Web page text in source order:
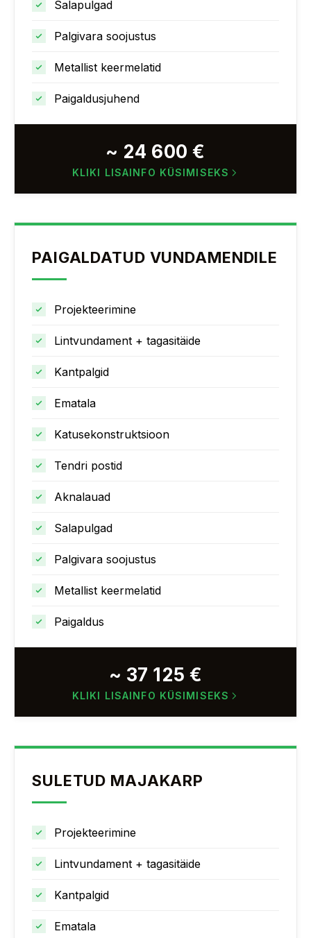
Salapulgad
Palgivara soojustus
Metallist keermelatid
Paigaldusjuhend
~ 24 600 €
KLIKI LISAINFO KÜSIMISEKS
PAIGALDATUD VUNDAMENDILE
Projekteerimine
Lintvundament + tagasitäide
Kantpalgid
Ematala
Katusekonstruktsioon
Tendri postid
Aknalauad
Salapulgad
Palgivara soojustus
Metallist keermelatid
Paigaldus
~ 37 125 €
KLIKI LISAINFO KÜSIMISEKS
SULETUD MAJAKARP
Projekteerimine
Lintvundament + tagasitäide
Kantpalgid
Ematala